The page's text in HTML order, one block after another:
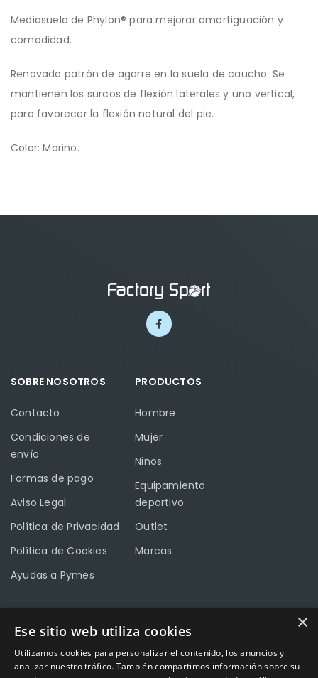
Mediasuela de Phylon® para mejorar amortiguación y
comodidad.
Renovado patrón de agarre en la suela de caucho. Se
mantienen los surcos de flexión laterales y uno vertical,
para favorecer la flexión natural del pie.
Color: Marino.
SOBRE NOSOTROS
Contacto
Condiciones de
envío
Formas de pago
Aviso Legal
Política de Privacidad
Política de Cookies
Ayudas a Pymes
PRODUCTOS
Hombre
Mujer
Niños
Equipamiento
deportivo
Outlet
Marcas
CONTACTO
Calle Méndez Núñez nº3 – Fuente Palmera 14120 Córdoba
×
Ese sitio web utiliza cookies
Utilizamos cookies para personalizar el contenido, los anuncios y
analizar nuestro tráfico. También compartimos información sobre su